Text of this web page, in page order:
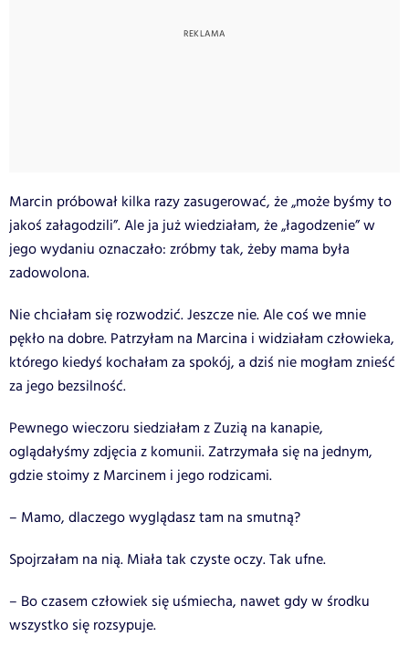
Marcin próbował kilka razy zasugerować, że „może byśmy to
jakoś załagodzili”. Ale ja już wiedziałam, że „łagodzenie” w
jego wydaniu oznaczało: zróbmy tak, żeby mama była
zadowolona.
Nie chciałam się rozwodzić. Jeszcze nie. Ale coś we mnie
pękło na dobre. Patrzyłam na Marcina i widziałam człowieka,
którego kiedyś kochałam za spokój, a dziś nie mogłam znieść
za jego bezsilność.
Pewnego wieczoru siedziałam z Zuzią na kanapie,
oglądałyśmy zdjęcia z komunii. Zatrzymała się na jednym,
gdzie stoimy z Marcinem i jego rodzicami.
– Mamo, dlaczego wyglądasz tam na smutną?
Spojrzałam na nią. Miała tak czyste oczy. Tak ufne.
– Bo czasem człowiek się uśmiecha, nawet gdy w środku
wszystko się rozsypuje.